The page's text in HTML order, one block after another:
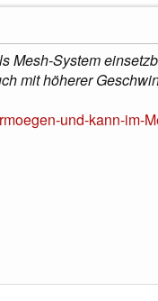
Mesh-System
mit höherer
und-kann-im-